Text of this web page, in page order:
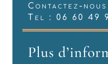
Contactez-nous
Tel : 06 60 49
Plus